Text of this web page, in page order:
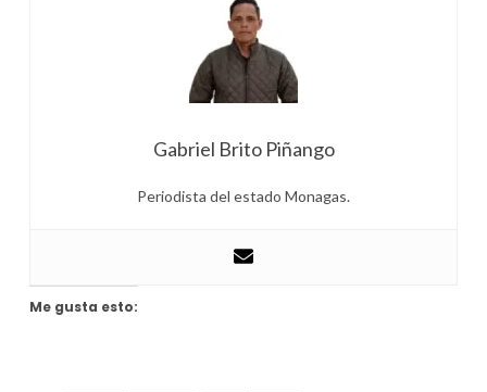
Gabriel Brito Piñango
Periodista del estado Monagas.
Me gusta esto: